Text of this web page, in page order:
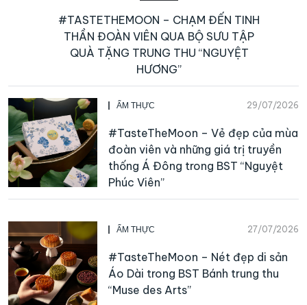
#TASTETHEMOON – CHẠM ĐẾN TINH
THẦN ĐOÀN VIÊN QUA BỘ SƯU TẬP
QUÀ TẶNG TRUNG THU “NGUYỆT
HƯƠNG”
ẨM THỰC 29/07/2026
#TasteTheMoon – Vẻ đẹp của mùa
đoàn viên và những giá trị truyền
thống Á Đông trong BST “Nguyệt
Phúc Viên”
ẨM THỰC 27/07/2026
#TasteTheMoon – Nét đẹp di sản
Áo Dài trong BST Bánh trung thu
“Muse des Arts”